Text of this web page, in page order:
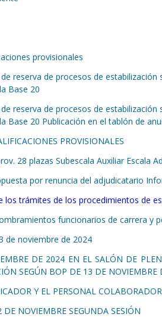
provisionales
reserva de procesos de estabilización
Base 20
reserva de procesos de estabilización
Base 20 Publicación en el tablón de
PROVISIONALES
28 plazas Subescala Auxiliar Escala
por renuncia del adjudicatario
trámites de los procedimientos de
funcionarios de carrera y
de noviembre de 2024
DE 2024 EN EL SALÓN DE
SEGÚN BOP DE 13 DE
Y EL PERSONAL COLABORADOR
NOVIEMBRE SEGUNDA SESIÓN